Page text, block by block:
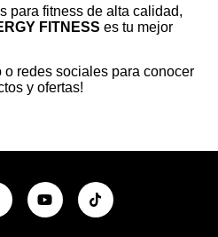
para fitness de alta calidad,
FITNESS es tu mejor
o redes sociales para conocer
y ofertas!